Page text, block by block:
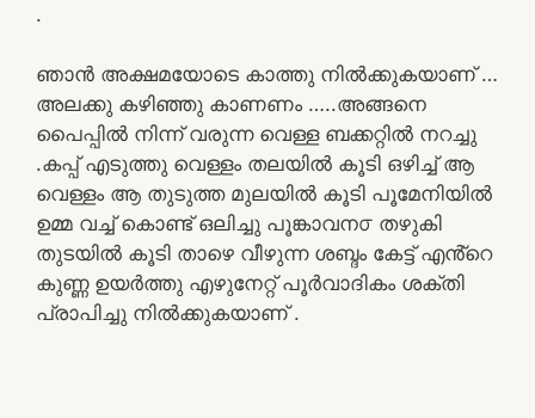
.
ഞാൻ അക്ഷമയോടെ കാത്തു നിൽക്കുകയാണ് …
അലക്കു കഴിഞ്ഞു കാണണം …..അങ്ങനെ
പൈപ്പിൽ നിന്ന് വരുന്ന വെള്ള ബക്കറ്റിൽ നറച്ചു
.കപ്പ് എടുത്തു വെള്ളം തലയിൽ കൂടി ഒഴിച്ച് ആ
വെള്ളം ആ തുടുത്ത മുലയിൽ കൂടി പൂമേനിയിൽ
ഉമ്മ വച്ച് കൊണ്ട് ഒലിച്ചു പൂങ്കാവന൦ തഴുകി
തുടയിൽ കൂടി താഴെ വീഴുന്ന ശബ്ദം കേട്ട് എൻ്റെ
കുണ്ണ ഉയർത്തു എഴുനേറ്റ് പൂർവാദികം ശക്തി
പ്രാപിച്ചു നിൽക്കുകയാണ് .